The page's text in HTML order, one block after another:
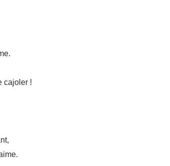
cajoler !